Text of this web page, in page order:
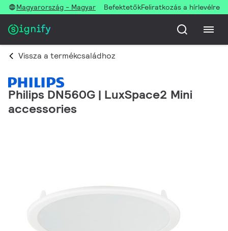
Magyarország - Magyar BefektetőkFeliratkozás a hírlevélre
Vissza a termékcsaládhoz
Philips DN560G | LuxSpace2 Mini
accessories